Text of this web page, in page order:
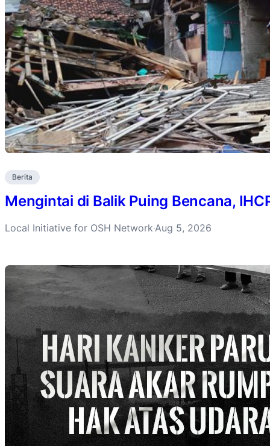
Berita
Mengintai di Balik Puing Bencana,
Local Initiative for OSH Network·Aug 5, 2026